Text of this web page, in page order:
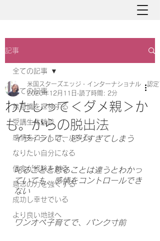
記事
全ての記事
無意識を探検する
受講生体験談
感情をコントロールする
なりたい自分になる
信念が経験を創る
意志の力を強くする
成功し幸せでいる
より良い地球へ
全ての記事
わたしって＜ダメ親＞か
も。からの脱出法
米国スターズエッジ・インターナショナル 認
2020年12月11日 読了時間: 2分
イライラして、怒りすぎてしまう
叱ることと怒ることは違うとわかっ
ていても、感情をコントロールでき
ない
ワンオペ子育てで、パンク寸前